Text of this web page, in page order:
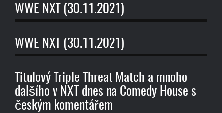
WWE NXT (30.11.2021)
WWE NXT (30.11.2021)
Titulový Triple Threat Match a mnoho
dalšího v NXT dnes na Comedy House s
českým komentářem